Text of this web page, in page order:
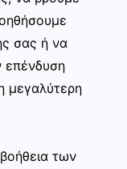
σας ή να
επένδυση
μεγαλύτερη
των